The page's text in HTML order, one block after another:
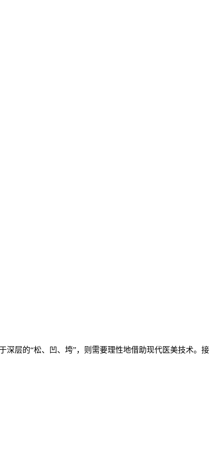
深层的“松、凹、垮”，则需要理性地借助现代医美技术。接